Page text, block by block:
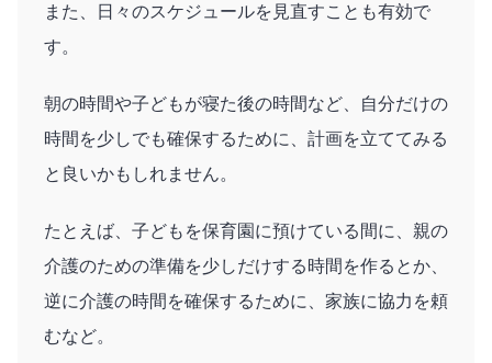
また、日々のスケジュールを見直すことも有効で
す。
朝の時間や子どもが寝た後の時間など、自分だけの
時間を少しでも確保するために、計画を立ててみる
と良いかもしれません。
たとえば、子どもを保育園に預けている間に、親の
介護のための準備を少しだけする時間を作るとか、
逆に介護の時間を確保するために、家族に協力を頼
むなど。